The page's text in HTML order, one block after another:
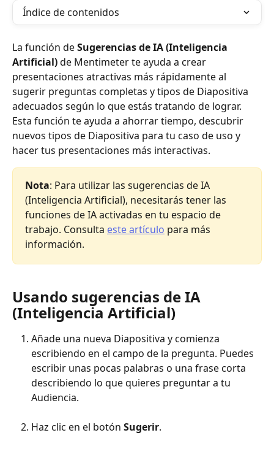
Índice de contenidos
La función de Sugerencias de IA (Inteligencia
Artificial) de Mentimeter te ayuda a crear
presentaciones atractivas más rápidamente al
sugerir preguntas completas y tipos de Diapositiva
adecuados según lo que estás tratando de lograr.
Esta función te ayuda a ahorrar tiempo, descubrir
nuevos tipos de Diapositiva para tu caso de uso y
hacer tus presentaciones más interactivas.
Nota: Para utilizar las sugerencias de IA
(Inteligencia Artificial), necesitarás tener las
funciones de IA activadas en tu espacio de
trabajo. Consulta este artículo para más
información.
Usando sugerencias de IA
(Inteligencia Artificial)
Añade una nueva Diapositiva y comienza
escribiendo en el campo de la pregunta. Puedes
escribir unas pocas palabras o una frase corta
describiendo lo que quieres preguntar a tu
Audiencia.
Haz clic en el botón Sugerir.